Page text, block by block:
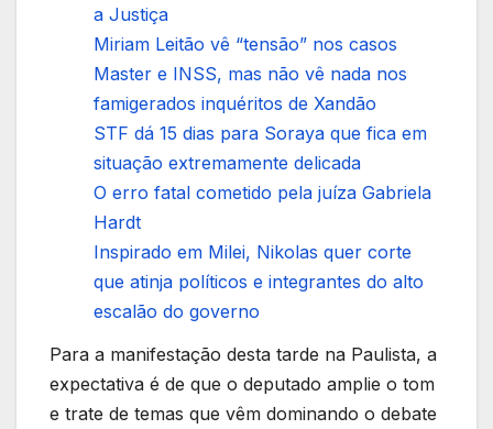
a Justiça
Miriam Leitão vê “tensão” nos casos
Master e INSS, mas não vê nada nos
famigerados inquéritos de Xandão
STF dá 15 dias para Soraya que fica em
situação extremamente delicada
O erro fatal cometido pela juíza Gabriela
Hardt
Inspirado em Milei, Nikolas quer corte
que atinja políticos e integrantes do alto
escalão do governo
Para a manifestação desta tarde na Paulista, a
expectativa é de que o deputado amplie o tom
e trate de temas que vêm dominando o debate